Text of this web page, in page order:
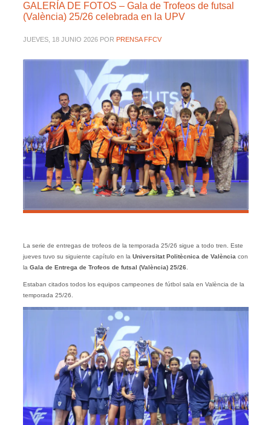
GALERÍA DE FOTOS – Gala de Trofeos de futsal
(València) 25/26 celebrada en la UPV
JUEVES, 18 JUNIO 2026 POR PRENSA FFCV
La serie de entregas de trofeos de la temporada 25/26 sigue a todo tren. Este
jueves tuvo su siguiente capítulo en la Universitat Politècnica de València con
la Gala de Entrega de Trofeos de futsal (València) 25/26
Estaban citados todos los equipos campeones de fútbol sala en València de la
temporada 25/26.